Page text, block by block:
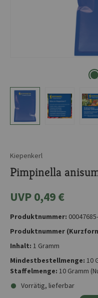
Kiepenkerl
Pimpinella
UVP 0,49 €
Produktnummer:
Produktnummer
Inhalt: 1 Gramm
Mindestbestellmenge: 10
Staffelmenge: 10 Gramm
Vorrätig, lieferbar